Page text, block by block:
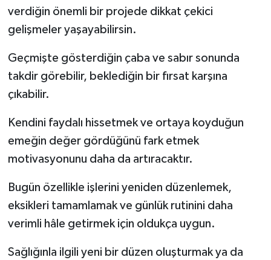
verdiğin önemli bir projede dikkat çekici
gelişmeler yaşayabilirsin.
Geçmişte gösterdiğin çaba ve sabır sonunda
takdir görebilir, beklediğin bir fırsat karşına
çıkabilir.
Kendini faydalı hissetmek ve ortaya koyduğun
emeğin değer gördüğünü fark etmek
motivasyonunu daha da artıracaktır.
Bugün özellikle işlerini yeniden düzenlemek,
eksikleri tamamlamak ve günlük rutinini daha
verimli hâle getirmek için oldukça uygun.
Sağlığınla ilgili yeni bir düzen oluşturmak ya da